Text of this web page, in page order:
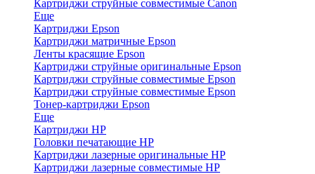
Картриджи струйные совместимые Canon
Еще
Картриджи Epson
Картриджи матричные Epson
Ленты красящие Epson
Картриджи струйные оригинальные Epson
Картриджи струйные совместимые Epson
Картриджи струйные совместимые Epson
Тонер-картриджи Epson
Еще
Картриджи HP
Головки печатающие HP
Картриджи лазерные оригинальные HP
Картриджи лазерные совместимые HP